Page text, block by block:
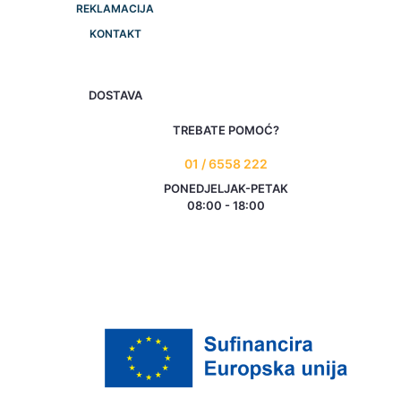
REKLAMACIJA
KONTAKT
DOSTAVA
TREBATE POMOĆ?
01 / 6558 222
PONEDJELJAK-PETAK
08:00 - 18:00